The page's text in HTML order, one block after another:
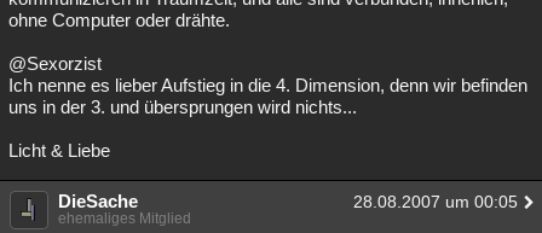
ohne Computer oder drähte.
@Sexorzist
Ich nenne es lieber Aufstieg in die 4. Dimension, denn wir befinden
uns in der 3. und übersprungen wird nichts...
Licht & Liebe
DieSache 28.08.2007 um 00:05
ehemaliges Mitglied